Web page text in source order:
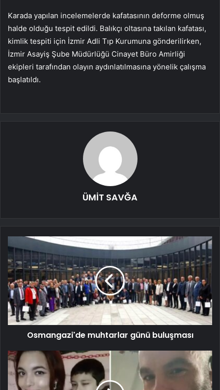
Karada yapılan incelemelerde kafatasının deforme olmuş
halde olduğu tespit edildi. Balıkçı oltasına takılan kafatası,
kimlik tespiti için İzmir Adli Tıp Kurumuna gönderilirken,
İzmir Asayiş Şube Müdürlüğü Cinayet Büro Amirliği
ekipleri tarafından olayın aydınlatılmasına yönelik çalışma
başlatıldı.
ÜMİT SAVĞA
Osmangazi'de muhtarlar günü buluşması